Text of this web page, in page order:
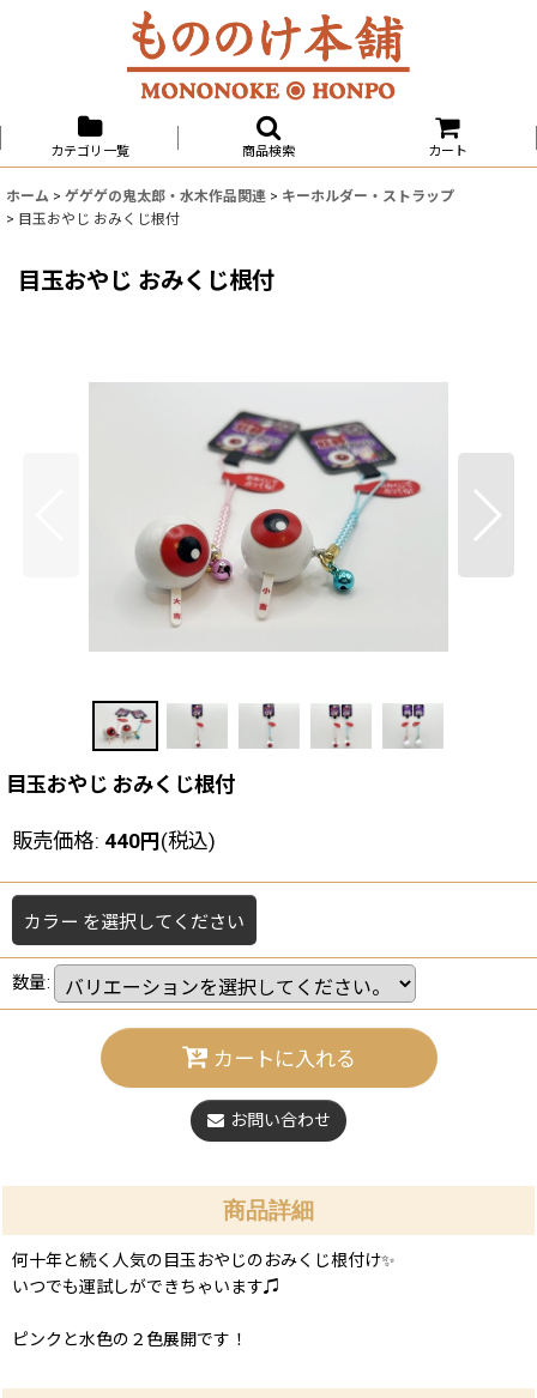
カテゴリ一覧 商品検索 カート
ホーム > ゲゲゲの鬼太郎・水木作品関連 > キーホルダー・ストラップ
> 目玉おやじ おみくじ根付
目玉おやじ おみくじ根付
目玉おやじ おみくじ根付
販売価格: 440円(税込)
カラー を選択してください
数量:
カートに入れる
お問い合わせ
商品詳細
何十年と続く人気の目玉おやじのおみくじ根付け✨
いつでも運試しができちゃいます♫
ピンクと水色の２色展開です！